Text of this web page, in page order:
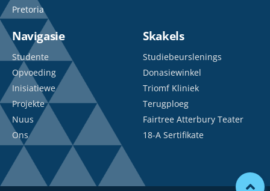
Pretoria
Navigasie
Studente
Opvoeding
Inisiatiewe
Projekte
Nuus
Ons
Skakels
Studiebeurslenings
Donasiewinkel
Triomf Kliniek
Terugploeg
Fairtree Atterbury Teater
18-A Sertifikate